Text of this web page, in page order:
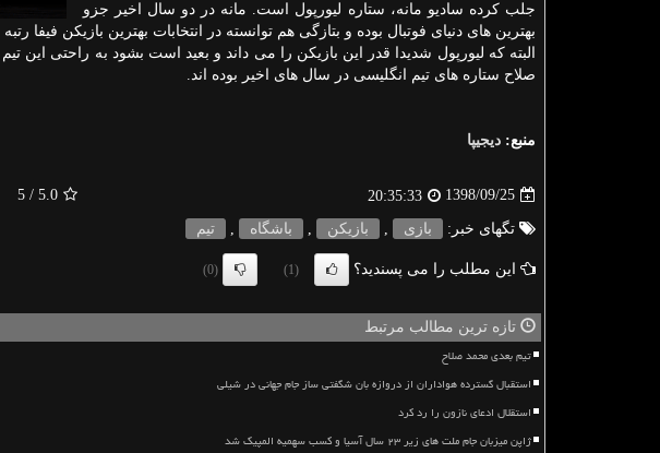
جلب كرده سادیو مانه، ستاره لیورپول است. مانه در دو سال اخیر جزو
بهترین های دنیای فوتبال بوده و بتازگی هم توانسته در انتخابات بهترین بازیكن فیفا
البته كه لیورپول شدیدا قدر این بازیكن را می داند و بعید است بشود به راحتی این
صلاح ستاره های تیم انگلیسی در سال های اخیر بوده اند.
منبع: دیجیپا
1398/09/25
20:35:33
5.0
/ 5
تگهای خبر: بازی بازیكن باشگاه تیم
این مطلب را می پسندید؟ (1)
(0)
تازه ترین مطالب مرتبط
تیم بعدی محمد صلاح
استقبال گسترده هواداران از دروازه بان شگفتی ساز جام جهانی در شیلی
استقلال ادعای نازون را رد کرد
ژاپن میزبان جام ملت های زیر ۲۳ سال آسیا و کسب سهمیه المپیک شد